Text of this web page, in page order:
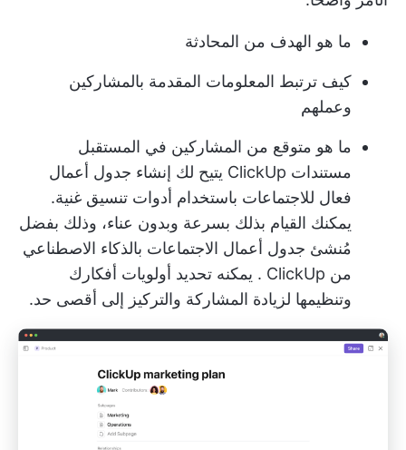
ما هو الهدف من المحادثة
كيف ترتبط المعلومات المقدمة بالمشاركين
وعملهم
ما هو متوقع من المشاركين في المستقبل
مستندات ClickUp
يتيح لك إنشاء جدول أعمال
فعال للاجتماعات باستخدام أدوات تنسيق غنية.
يمكنك القيام بذلك بسرعة وبدون عناء، وذلك بفضل
مُنشئ جدول أعمال الاجتماعات بالذكاء الاصطناعي
من ClickUp
. يمكنه تحديد أولويات أفكارك
وتنظيمها لزيادة المشاركة والتركيز إلى أقصى حد.